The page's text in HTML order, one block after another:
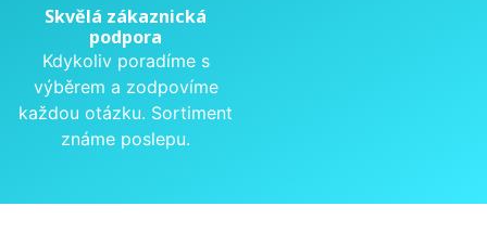
Skvělá zákaznická
podpora
Kdykoliv poradíme s
výběrem a zodpovíme
každou otázku. Sortiment
známe poslepu.